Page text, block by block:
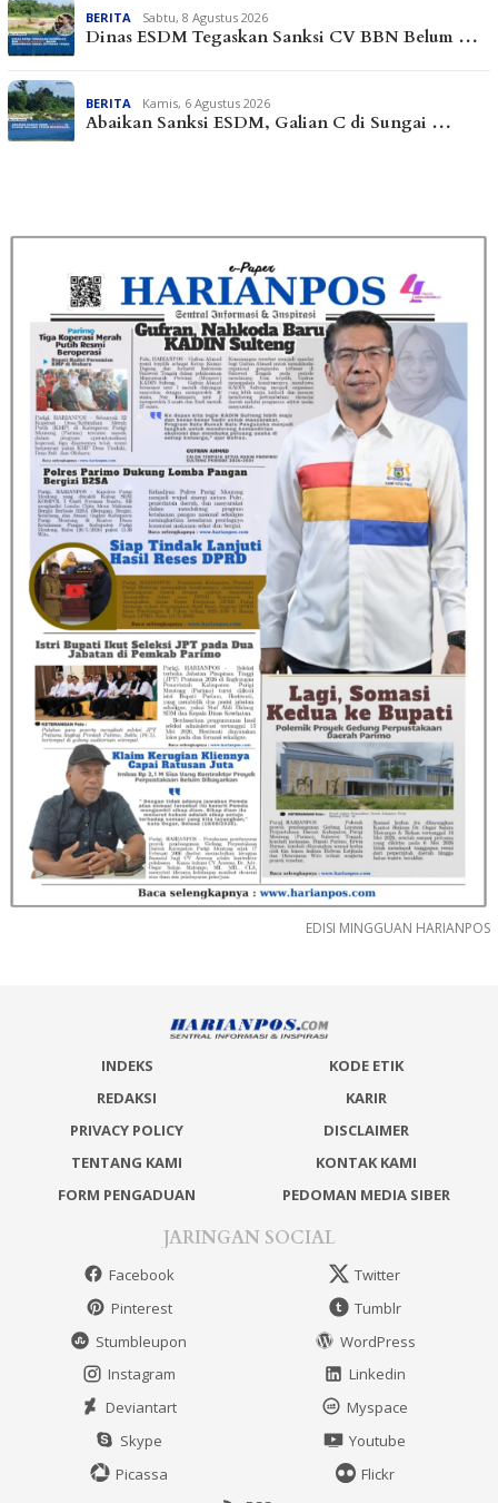
BERITA Sabtu, 8 Agustus 2026
Dinas ESDM Tegaskan Sanksi CV BBN Belum …
BERITA Kamis, 6 Agustus 2026
Abaikan Sanksi ESDM, Galian C di Sungai …
EDISI MINGGUAN HARIANPOS
INDEKS
KODE ETIK
REDAKSI
KARIR
PRIVACY POLICY
DISCLAIMER
TENTANG KAMI
KONTAK KAMI
FORM PENGADUAN
PEDOMAN MEDIA SIBER
JARINGAN SOCIAL
Facebook
Twitter
Pinterest
Tumblr
Stumbleupon
WordPress
Instagram
Linkedin
Deviantart
Myspace
Skype
Youtube
Picassa
Flickr